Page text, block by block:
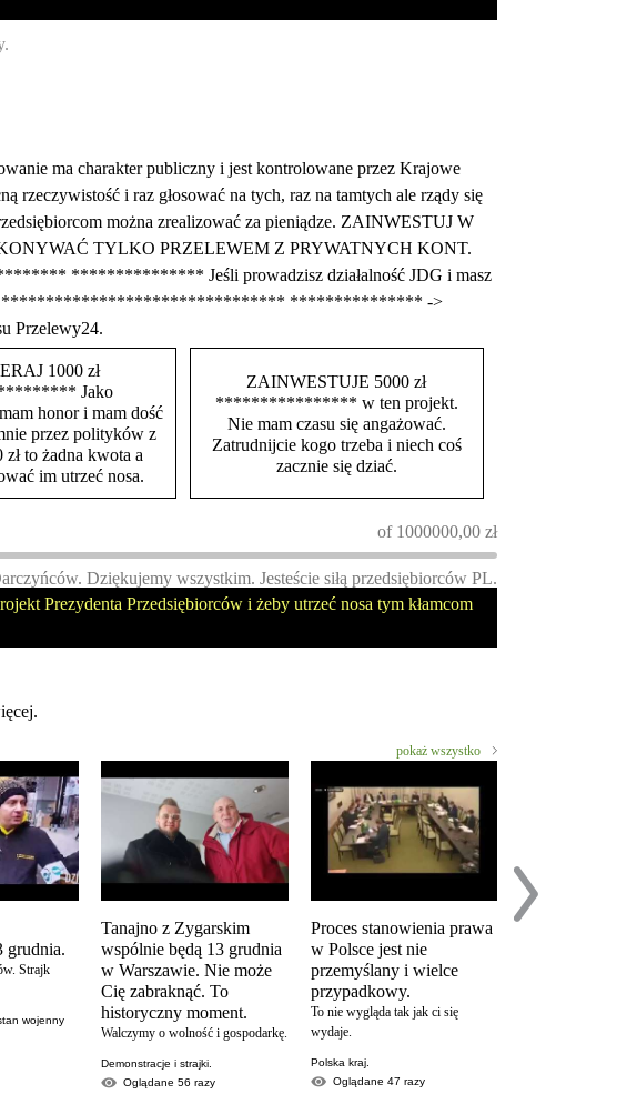
ma charakter publiczny i jest kontrolowane przez Krajowe
rzeczywistość i raz głosować na tych, raz na tamtych ale rządy się
można zrealizować za pieniądze. ZAINWESTUJ W
TYLKO PRZELEWEM Z PRYWATNYCH KONT.
*************** Jeśli prowadzisz działalność JDG i masz
******************************** *************** ->
Przelewy24.
1000 zł
Jako
honor i mam dość
przez polityków z
zł to żadna kwota a
im utrzeć nosa.
ZAINWESTUJE 5000 zł
**************** w ten projekt.
Nie mam czasu się angażować.
Zatrudnijcie kogo trzeba i niech coś
zacznie się dziać.
of 1000000,00 zł
Dziękujemy wszystkim. Jesteście siłą przedsiębiorców PL.
Prezydenta Przedsiębiorców i żeby utrzeć nosa tym kłamcom
pokaż wszystko
grudnia.
Strajk
wojenny
Tanajno z Zygarskim
wspólnie będą 13 grudnia
w Warszawie. Nie może
Cię zabraknąć. To
historyczny moment.
Walczymy o wolność i gospodarkę.
Demonstracje i strajki.
Oglądane 56razy
Proces stanowienia prawa
w Polsce jest nie
przemyślany i wielce
przypadkowy.
To nie wygląda tak jak ci się
wydaje.
Polska kraj.
Oglądane 47 razy
Analiza